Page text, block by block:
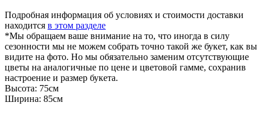
Подробная информация об условиях и стоимости доставки
находится в этом разделе
*Мы обращаем ваше внимание на то, что иногда в силу
сезонности мы не можем собрать точно такой же букет, как вы
видите на фото. Но мы обязательно заменим отсутствующие
цветы на аналогичные по цене и цветовой гамме, сохранив
настроение и размер букета.
Высота: 75см
Ширина: 85см